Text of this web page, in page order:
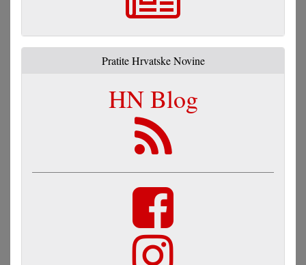
Pratite Hrvatske Novine
HN Blog